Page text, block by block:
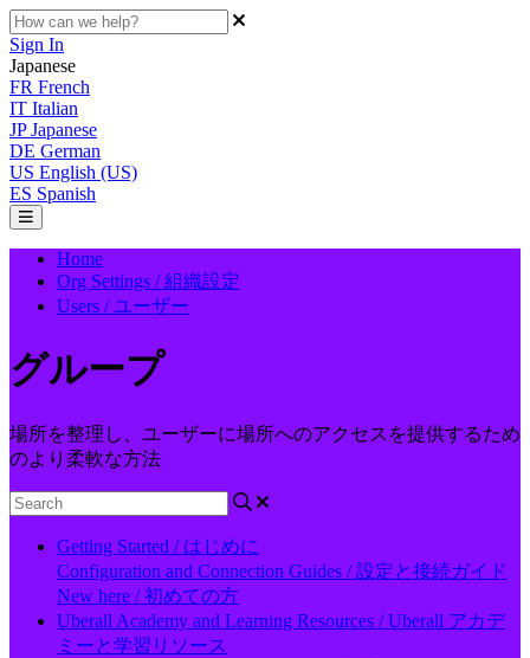
Sign In
Japanese
FR French
IT Italian
JP Japanese
DE German
US English (US)
ES Spanish
Home
Org Settings / 組織設定
Users / ユーザー
グループ
場所を整理し、ユーザーに場所へのアクセスを提供するため
のより柔軟な方法
Getting Started / はじめに
Configuration and Connection Guides / 設定と接続ガイド
New here / 初めての方
Uberall Academy and Learning Resources / Uberall アカデ
ミーと学習リソース